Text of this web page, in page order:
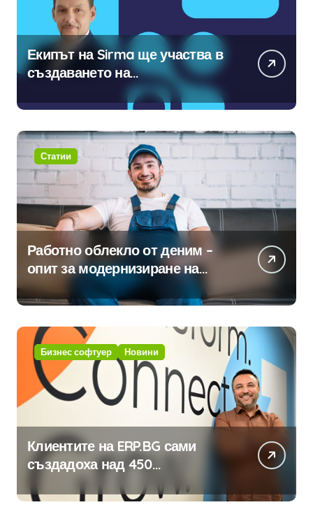
Екипът на Sirma ще участва в
създаването на
международните стандарти за
навлизане на изкуствен
интелект в хотелиерството
Статии
Работно облекло от деним –
опит за модернизиране на
традицията
Бизнес софтуер Новини
Клиентите на ERP.BG сами
създадоха над 450
приложения за ERP системата
с помощта на вградения в нея